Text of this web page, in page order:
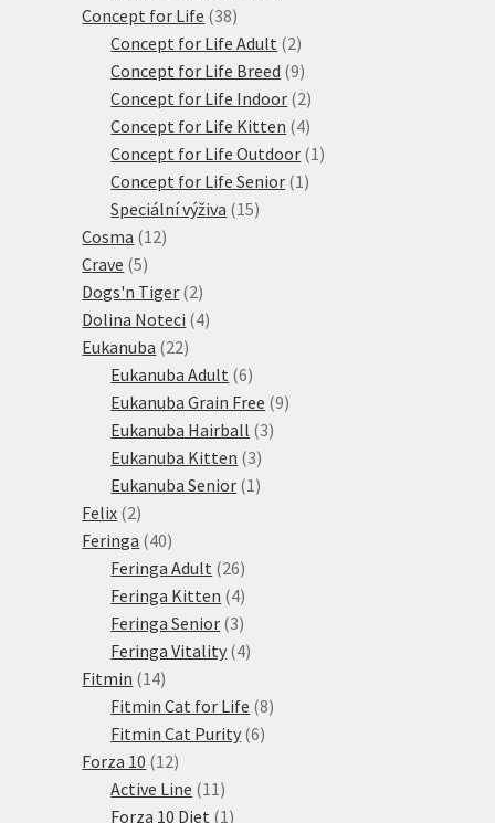
Concept for Life 3838
produktů
Concept for Life Adult 22
produkty
Concept for Life Breed 99
produktů
Concept for Life Indoor 22
produkty
Concept for Life Kitten 44
produkty
Concept for Life Outdoor 1 1
Concept for Life Senior 1 1
Speciální výživa 1515
Cosma 1212
Crave 55
produktů
Dogs'n Tiger 22
produkty
Dolina Noteci 44
Eukanuba 2222
produktů
Eukanuba Adult 66
produktů
Eukanuba Grain Free 99
Eukanuba Hairball 33
Eukanuba Kitten 33
produkty
Eukanuba Senior 1 1
Felix 22
produkty
Feringa 4040
produktů
Feringa Adult 2626
produktů
Feringa Kitten 44
produkty
Feringa Senior 33
produkty
Feringa Vitality 44
Fitmin 1414
produktů
Fitmin Cat for Life 88
Fitmin Cat Purity 66
Forza 10 1212
produktů
Active Line 11 11
produktů
Forza 10 Diet 1 1